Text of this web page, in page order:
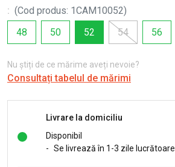
: (Cod produs: 1CAM10052)
48
50 52 54 56
Nu știți de ce mărime aveți nevoie?
Consultați tabelul de mărimi
Livrare la domiciliu
Disponibil
- Se livrează în 1-3 zile lucrătoare.